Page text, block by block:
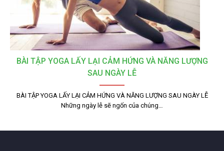
BÀI TẬP YOGA LẤY LẠI CẢM HỨNG VÀ NĂNG LƯỢNG
SAU NGÀY LỄ
BÀI TẬP YOGA LẤY LẠI CẢM HỨNG VÀ NĂNG LƯỢNG SAU NGÀY LỄ
Những ngày lễ sẽ ngốn của chúng…